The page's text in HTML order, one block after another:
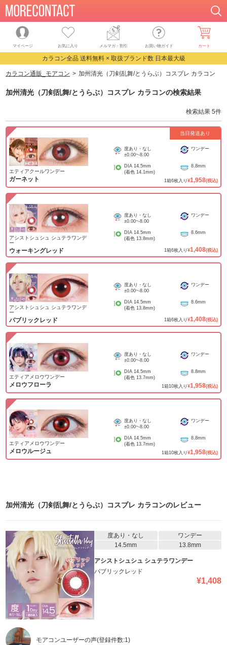
マイページ お気に入り メルマガ・割引 お買い物ガイド カート
カラコン全品 送料無料 × 取扱ブランド数 日本最大級
カラコン通販_モアコン 加州清光（刀剣乱舞/とうらぶ）コスプレ カラコン
加州清光（刀剣乱舞/とうらぶ）コスプレ カラコンの検索結果
検索結果 5件
当日発送あり
エティアクールワンデー
ガーネット
度あり・なし
±0.00~-8.00
ワンデー
DIA 14.5mm
(着色 14.1mm)
8.8mm
1箱6枚入り ¥1,958(税込)
アシストシュシュ シュテラワンデ
ー
ウォーキングレッド
度あり・なし
±0.00~-8.00
ワンデー
DIA 14.5mm
(着色 13.8mm)
8.6mm
1箱6枚入り ¥1,408(税込)
アシストシュシュ シュテラワンデ
ー
パブリックレッド
度あり・なし
±0.00~-8.00
ワンデー
DIA 14.5mm
(着色 13.8mm)
8.6mm
1箱6枚入り ¥1,408(税込)
エティアメロウワンデー
メロウフローラ
度あり・なし
±0.00~-8.00
ワンデー
DIA 14.5mm
(着色 13.7mm)
8.8mm
1箱10枚入り ¥1,958(税込)
エティアメロウワンデー
メロウルージュ
度あり・なし
±0.00~-8.00
ワンデー
DIA 14.5mm
(着色 13.7mm)
8.8mm
1箱10枚入り ¥1,958(税込)
加州清光（刀剣乱舞/とうらぶ）コスプレ カラコンのレビュー
度あり・なし
ワンデー
14.5mm
13.8mm
アシストシュシュ シュテラワンデー
パブリックレッド
¥1,408
モアコンユーザーの声(登録件数:1)